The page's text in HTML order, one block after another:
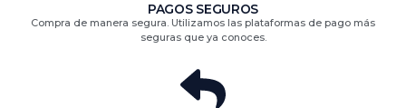
PAGOS SEGUROS
Compra de manera segura. Utilizamos las plataformas de pago más
seguras que ya conoces.